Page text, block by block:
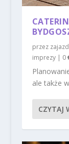
przez
imprezy| 0
ale także
CZYTAJ